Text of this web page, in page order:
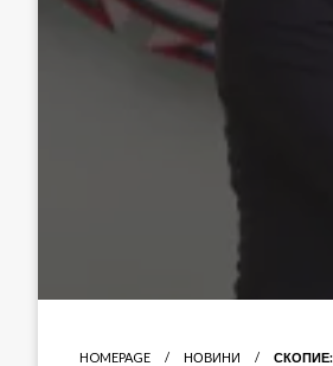
HOMEPAGE НОВИНИ